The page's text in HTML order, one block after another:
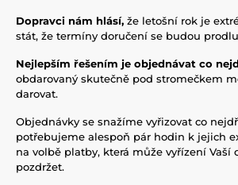
Dopravci nám hlásí, že letošní rok je
stát, že termíny doručení se budou
Nejlepším řešením je objednávat co
obdarovaný skutečně pod stromečkem
darovat.
Objednávky se snažíme vyřizovat co
potřebujeme alespoň pár hodin k jejich
na volbě platby, která může vyřízení Vaší
pozdržet.